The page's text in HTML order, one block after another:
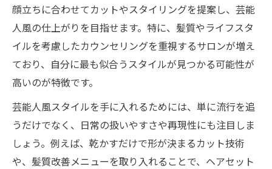
顔立ちに合わせてカットやスタイリングを提案し、芸能
人風の仕上がりを目指せます。特に、髪質やライフスタ
イルを考慮したカウンセリングを重視するサロンが増え
ており、自分に最も似合うスタイルが見つかる可能性が
高いのが特徴です。
芸能人風スタイルを手に入れるためには、単に流行を追
うだけでなく、日常の扱いやすさや再現性にも注目しま
しょう。例えば、乾かすだけで形が決まるカット技術
や、髪質改善メニューを取り入れることで、ヘアセット